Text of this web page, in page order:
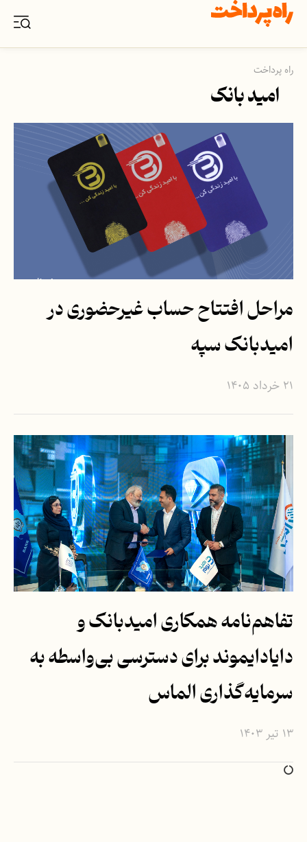
راه پرداخت
امید بانک
مراحل افتتاح حساب غیرحضوری در
امیدبانک سپه
۲۱ خرداد ۱۴۰۵
تفاهم‌نامه همکاری امیدبانک و
دایادایموند برای دسترسی بی‌واسطه به
سرمایه‌گذاری الماس
۱۳ تیر ۱۴۰۳